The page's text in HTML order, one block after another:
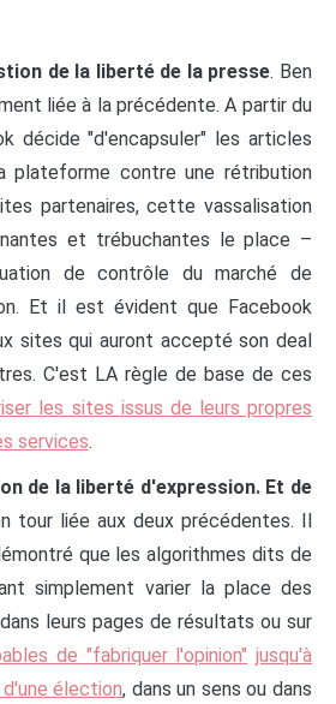
de la liberté de la presse. Ben
liée à la précédente. A partir du
décide "d'encapsuler" les articles
plateforme contre une rétribution
partenaires, cette vassalisation
et trébuchantes le place –
de contrôle du marché de
Et il est évident que Facebook
sites qui auront accepté son deal
C'est LA règle de base de ces
les sites issus de leurs propres
services.
de la liberté d'expression. Et de
tour liée aux deux précédentes. Il
que les algorithmes dits de
simplement varier la place des
leurs pages de résultats ou sur
de "fabriquer l'opinion" jusqu'à
élection, dans un sens ou dans